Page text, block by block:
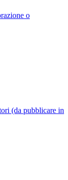
o
(da pubblicare in